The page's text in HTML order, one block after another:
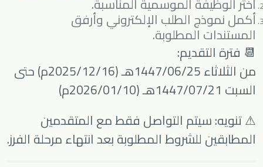
أكمل نموذج الطلب الإلكتروني وأرفق
المستندات المطلوبة.
📆 فترة التقديم:
من الثلاثاء 1447/06/25هـ (2025/12/16م) حتى
السبت 1447/07/21هـ (2026/01/10م)
⚠ تنويه: سيتم التواصل فقط مع المتقدمين
المطابقين للشروط المطلوبة بعد انتهاء مرحلة الفرز.